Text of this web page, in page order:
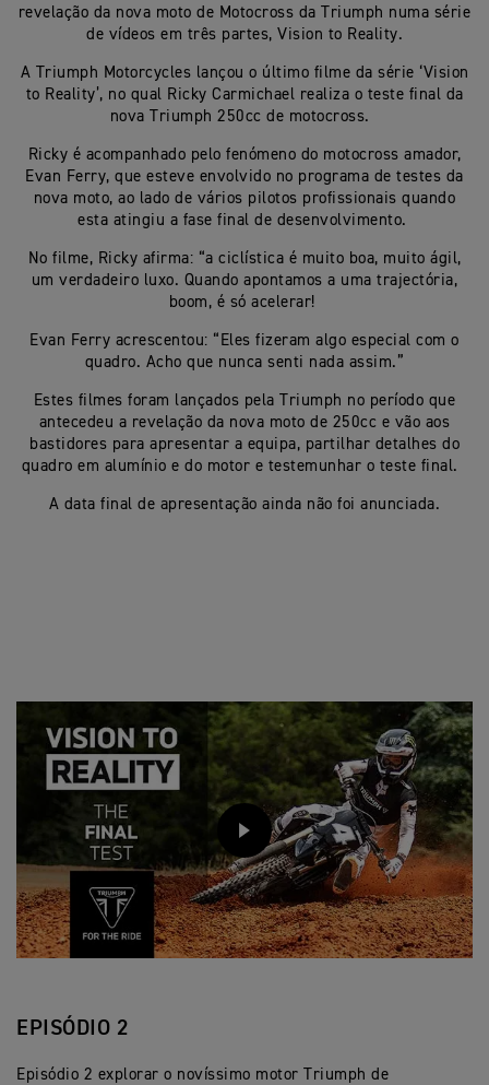
revelação da nova moto de Motocross da Triumph numa série
de vídeos em três partes, Vision to Reality.
A Triumph Motorcycles lançou o último filme da série ‘Vision
to Reality’, no qual Ricky Carmichael realiza o teste final da
nova Triumph 250cc de motocross.
Ricky é acompanhado pelo fenómeno do motocross amador,
Evan Ferry, que esteve envolvido no programa de testes da
nova moto, ao lado de vários pilotos profissionais quando
esta atingiu a fase final de desenvolvimento.
No filme, Ricky afirma: “a ciclística é muito boa, muito ágil,
umverdadeiro luxo. Quandoapontamos a uma trajectória,
boom, é só acelerar!
Evan Ferry acrescentou: “ Elesfizeram algo especial com o
quadro. Acho que nunca senti nada assim.”
Estes filmes foram lançados pela Triumph no período que
antecedeu a revelação da nova moto de 250cc e vão aos
bastidores para apresentar a equipa, partilhar detalhes do
quadro em alumínio e do motor e testemunhar o teste final.
A data final de apresentação ainda não foi anunciada.
PLAY
EPISÓDIO 2
Episódio 2 explorar o novíssimo motor Triumph de